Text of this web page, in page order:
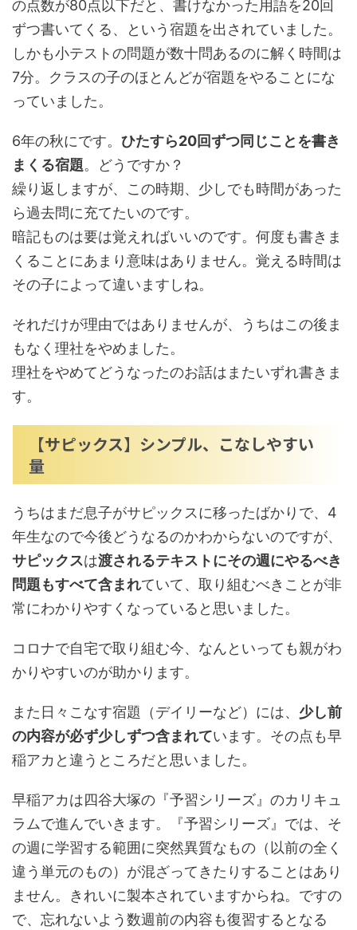
の点数が80点以下だと、書けなかった用語を20回
ずつ書いてくる、という宿題を出されていました。
しかも小テストの問題が数十問あるのに解く時間は
7分。クラスの子のほとんどが宿題をやることにな
っていました。
6年の秋にです。 ひたすら20回ずつ同じことを書き
まくる宿題。どうですか？
繰り返しますが、この時期、少しでも時間があった
ら過去問に充てたいのです。
暗記ものは要は覚えればいいのです。何度も書きま
くることにあまり意味はありません。覚える時間は
その子によって違いますしね。
それだけが理由ではありませんが、うちはこの後ま
もなく理社をやめました。
理社をやめてどうなったのお話はまたいずれ書きま
す。
【サピックス】シンプル、こなしやすい
量
うちはまだ息子がサピックスに移ったばかりで、4
年生なので今後どうなるのかわからないのですが、
サピックスは渡されるテキストにその週にやるべき
問題もすべて含まれていて、取り組むべきことが非
常にわかりやすくなっていると思いました。
コロナで自宅で取り組む今、なんといっても親がわ
かりやすいのが助かります。
また日々こなす宿題（デイリーなど）には、 少し前
の内容が必ず少しずつ含まれています。その点も早
稲アカと違うところだと思いました。
早稲アカは四谷大塚の『予習シリーズ』のカリキュ
ラムで進んでいきます。『予習シリーズ』では、そ
の週に学習する範囲に突然異質なもの（以前の全く
違う単元のもの）が混ざってきたりすることはあり
ません。きれいに製本されていますからね。ですの
で、忘れないよう数週前の内容も復習するとなる